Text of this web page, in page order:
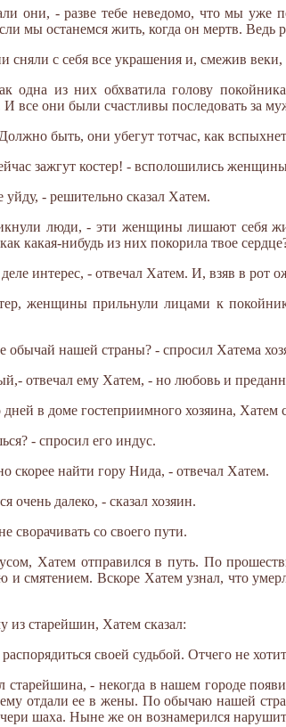
они, - разве тебе неведомо, что мы уже
мы останемся жить, когда он мертв. Ведь
сняли с себя все украшения и, смежив
одна из них обхватила голову
И все они были счастливы последовать за
быть, они убегут тотчас, как
зажгут костер! - всполошились
- решительно сказал Хатем.
люди, - эти женщины лишают себя
какая-нибудь из них покорила твое
интерес, - отвечал Хатем. И, взяв в рот
женщины прильнули лицами к
обычай нашей страны? - спросил Хатема
отвечал ему Хатем, - но любовь и
в доме гостеприимного хозяина, Хатем
- спросил его индус.
скорее найти гору Нида, - отвечал Хатем.
очень далеко, - сказал хозяин.
сворачивать со своего пути.
Хатем отправился в путь. По
и смятением. Вскоре Хатем узнал, что
из старейшин, Хатем сказал:
своей судьбой. Отчего не
- некогда в нашем городе
отдали ее в жены. По обычаю нашей
шаха. Ныне же он вознамерился